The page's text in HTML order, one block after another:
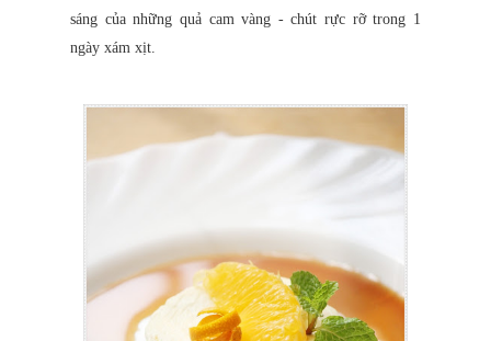
sáng của những quả cam vàng - chút rực rỡ trong 1
ngày xám xịt.